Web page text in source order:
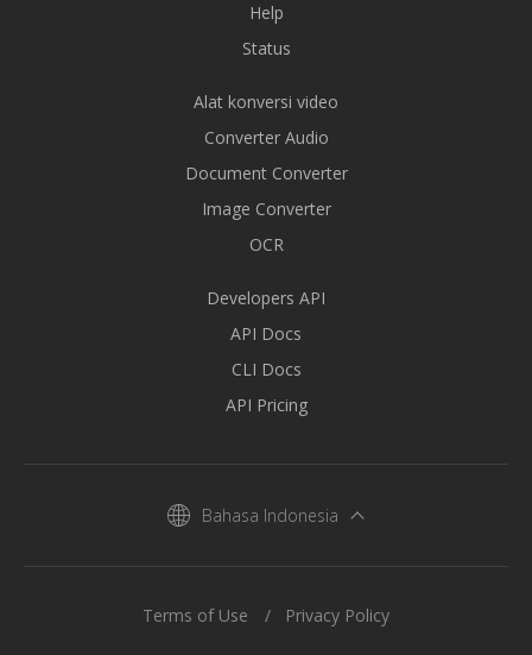
Help
Status
Alat konversi video
Converter Audio
Document Converter
Image Converter
OCR
Developers API
API Docs
CLI Docs
API Pricing
Bahasa Indonesia
Terms of Use Privacy Policy